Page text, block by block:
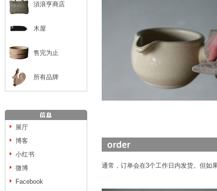
須浪亨商店
木屋
售完为止
所有品牌
展厅
博客
小红书
微博
Facebook
通常，订单会在3个工作日内发货。但如